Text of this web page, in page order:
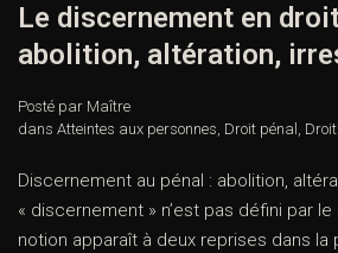
Le discernement en
abolition, altération,
Posté par Maître
dans Atteintes aux personnes, Droit pénal ,
Discernement au pénal : abolition,
« discernement » n’est pas défini par
notion apparaît à deux reprises dans la